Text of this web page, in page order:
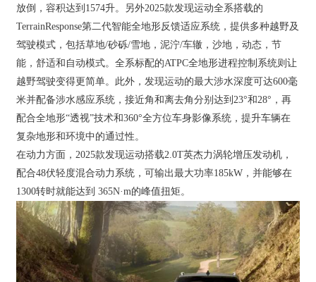
放倒，容积达到1574升。另外2025款发现运动全系搭载的
TerrainResponse第二代智能全地形反馈适应系统，提供多种越野及
驾驶模式，包括草地/砂砾/雪地，泥泞/车辙，沙地，动态，节
能，舒适和自动模式。全系标配的ATPC全地形进程控制系统则让
越野驾驶变得更简单。此外，发现运动的最大涉水深度可达600毫
米并配备涉水感应系统，接近角和离去角分别达到23°和28°，再
配合全地形“透视”技术和360°全方位车身影像系统，提升车辆在
复杂地形和环境中的通过性。
在动力方面，2025款发现运动搭载2.0T英杰力涡轮增压发动机，
配合48伏轻度混合动力系统，可输出最大功率185kW，并能够在
1300转时就能达到 365N·m的峰值扭矩。